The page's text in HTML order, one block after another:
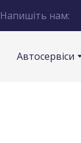
Напишіть нам:
Автосервіси